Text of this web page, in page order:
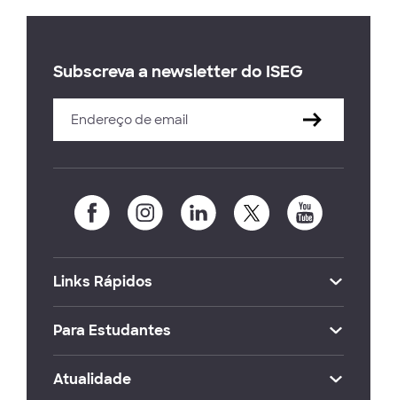
Subscreva a newsletter do ISEG
Links Rápidos
Para Estudantes
Atualidade